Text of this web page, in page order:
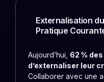
Externalisation
Pratique
Aujourd’hui, 62 %
d’externaliser leur
Collaborer avec une